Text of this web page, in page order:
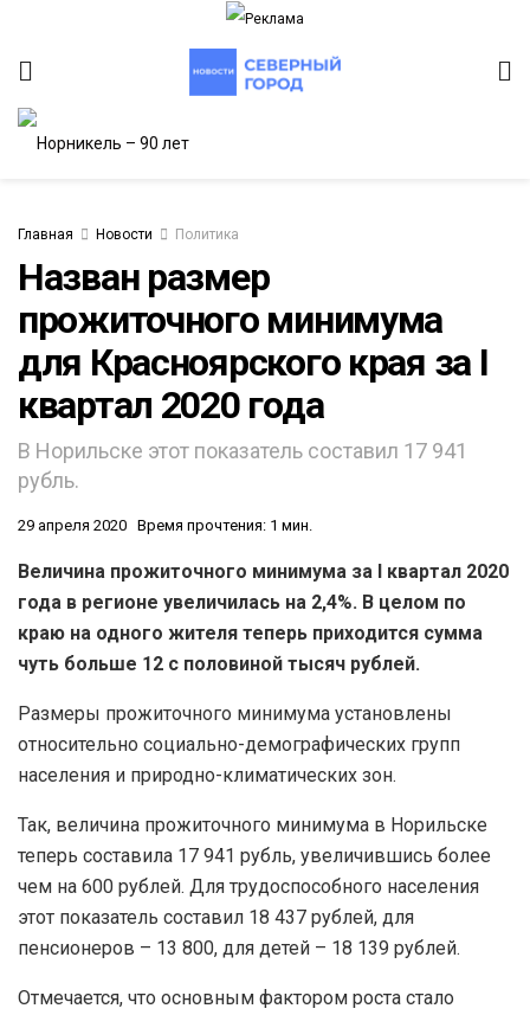
Главная Новости Политика
Назван размер
прожиточного минимума
для Красноярского края за I
квартал 2020 года
В Норильске этот показатель составил 17 941
рубль.
29 апреля 2020 Время прочтения: 1 мин.
Величина прожиточного минимума за I квартал 2020
года в регионе увеличилась на 2,4%. В целом по
краю на одного жителя теперь приходится сумма
чуть больше 12 с половиной тысяч рублей.
Размеры прожиточного минимума установлены
относительно социально-демографических групп
населения и природно-климатических зон.
Так, величина прожиточного минимума в Норильске
теперь составила 17 941 рубль, увеличившись более
чем на 600 рублей. Для трудоспособного населения
этот показатель составил 18 437 рублей, для
пенсионеров – 13 800, для детей – 18 139 рублей.
Отмечается, что основным фактором роста стало